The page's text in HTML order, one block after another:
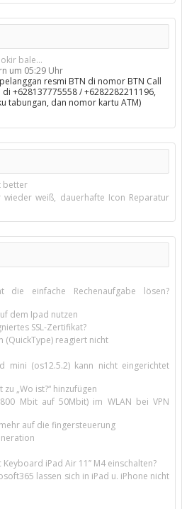
bale...
um 05:29 Uhr
resmi BTN di nomor BTN Call
+628137775558 / +6282282211196,
tabungan, dan nomor kartu ATM)
better
weiß, dauerhafte Icon Reparatur
die einfache Rechenaufgabe lösen?
dem Ipad nutzen
SSL-Zertifikat?
(QuickType) reagiert nicht
mini (os12.5.2) kann nicht eingerichtet
„Wo ist?“ hinzufügen
Mbit auf 50Mbit) im WLAN bei VPN
auf die fingersteuerung
iPad Air 11’’ M4 einschalten?
lassen sich in iPad u. iPhone nicht